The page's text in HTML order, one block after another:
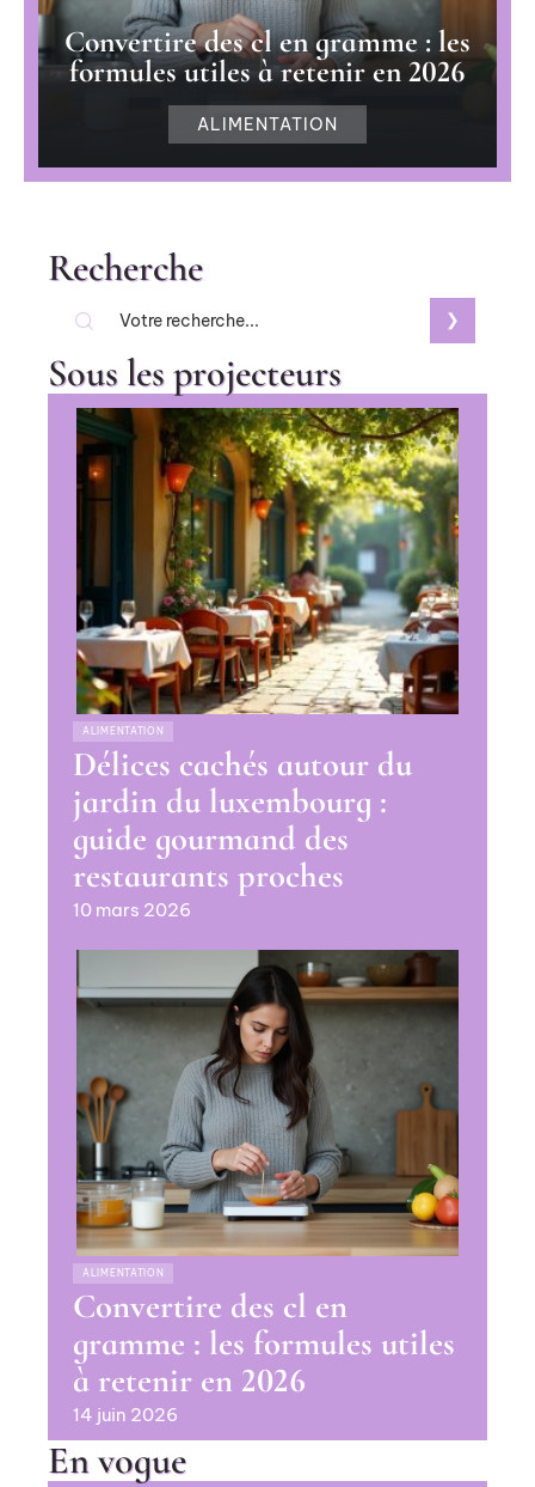
Convertire des cl en gramme : les
formules utiles à retenir en 2026
ALIMENTATION
Recherche
Sous les projecteurs
ALIMENTATION
Délices cachés autour du
jardin du luxembourg :
guide gourmand des
restaurants proches
10 mars 2026
ALIMENTATION
Convertire des cl en
gramme : les formules utiles
à retenir en 2026
14 juin 2026
En vogue